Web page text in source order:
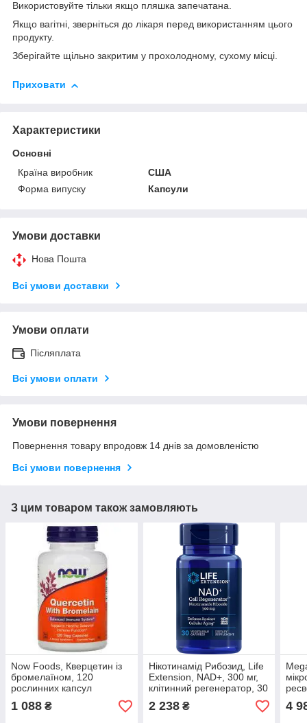
Використовуйте тільки якщо пляшка запечатана.
Якщо вагітні, зверніться до лікаря перед використанням цього
продукту.
Зберігайте щільно закритим у прохолодному, сухому місці.
Приховати
Характеристики
Основні
Країна виробник
США
Форма випуску
Капсули
Умови доставки
Нова Пошта
Всі умови доставки
Умови оплати
Післяплата
Всі умови оплати
Умови повернення
Повернення товару впродовж 14 днів за домовленістю
Всі умови повернення
З цим товаром також замовляють
Now Foods, Кверцетин із
бромелаїном, 120
рослинних капсул
1 088 ₴
Нікотинамід Рибозид, Life
Extension, NAD+, 300 мг,
клітинний регенератор, 30
капсул
2 238₴ 4